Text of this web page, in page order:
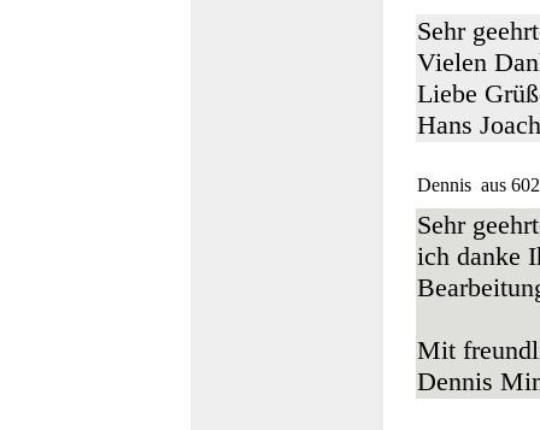
Sehr
Vielen
Liebe
Hans
Dennis aus
Sehr
ich danke
Mit
Dennis